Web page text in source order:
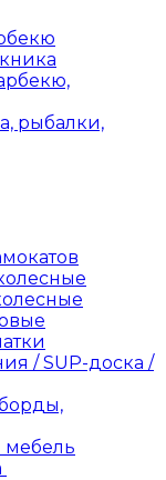
рыбалки,
/ SUP-доска /
мебель